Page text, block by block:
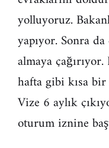
yolluyoruz.
yapıyor. Sonra
almaya
hafta gibi kısa
Vize 6 aylık
oturum iznine